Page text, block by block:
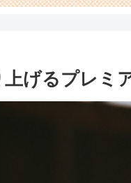
げるプレミ